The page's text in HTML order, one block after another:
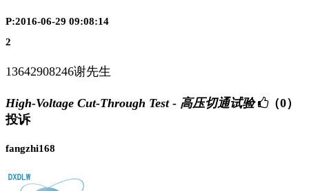
P:2016-06-29 09:08:14
2
13642908246谢先生
High-Voltage Cut-Through Test - 高压切通试验
（0）
投诉
fangzhi168